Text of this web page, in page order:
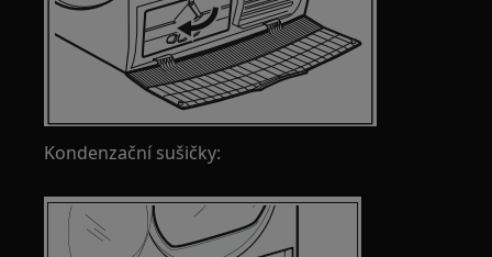
Kondenzační sušičky: